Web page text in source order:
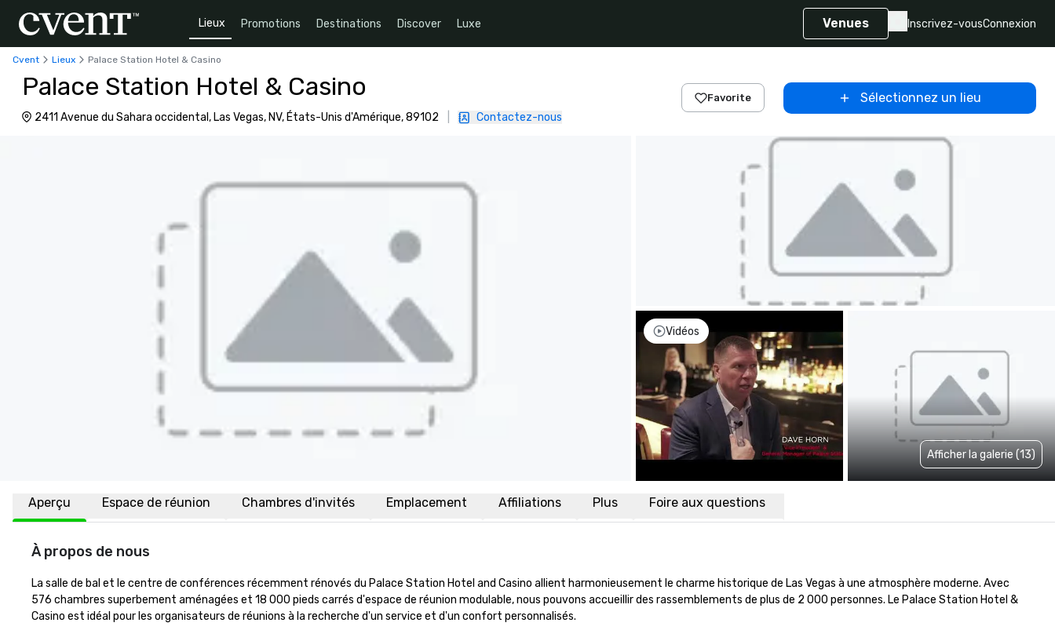
Lieux Promotions Destinations Discover Luxe Venues Inscrivez-vousConnexion
Cvent Lieux Palace Station Hotel & Casino
Palace Station Hotel & Casino
2411 Avenue du Sahara occidental, Las Vegas, NV, États-Unis d'Amérique, 89102 Contactez-nous
Favorite Sélectionnez un lieu
Vidéos
Afficher la galerie (13)
Aperçu Espace de réunion Chambres d'invités Emplacement Affiliations Plus Foire aux questions
À propos de nous
La salle de bal et le centre de conférences récemment rénovés du Palace Station Hotel and Casino allient harmonieusement le charme historique de Las Vegas à une atmosphère moderne. Avec
576 chambres superbement aménagées et 18 000 pieds carrés d'espace de réunion modulable, nous pouvons accueillir des rassemblements de plus de 2 000 personnes. Le Palace Station Hotel &
Casino est idéal pour les organisateurs de réunions à la recherche d'un service et d'un confort personnalisés.